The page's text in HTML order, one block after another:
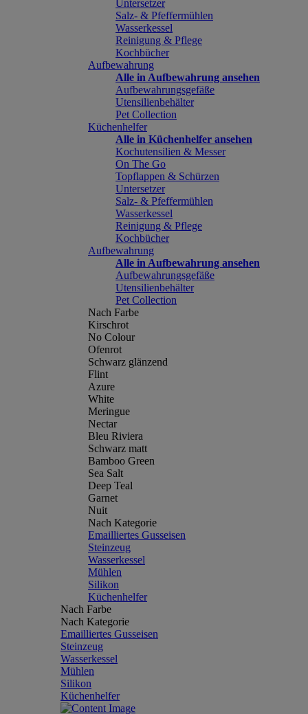
Untersetzer
Salz- & Pfeffermühlen
Wasserkessel
Reinigung & Pflege
Kochbücher
Aufbewahrung
Alle in Aufbewahrung ansehen
Aufbewahrungsgefäße
Utensilienbehälter
Pet Collection
Küchenhelfer
Alle in Küchenhelfer ansehen
Kochutensilien & Messer
On The Go
Topflappen & Schürzen
Untersetzer
Salz- & Pfeffermühlen
Wasserkessel
Reinigung & Pflege
Kochbücher
Aufbewahrung
Alle in Aufbewahrung ansehen
Aufbewahrungsgefäße
Utensilienbehälter
Pet Collection
Nach Farbe
Kirschrot
No Colour
Ofenrot
Schwarz glänzend
Flint
Azure
White
Meringue
Nectar
Bleu Riviera
Schwarz matt
Bamboo Green
Sea Salt
Deep Teal
Garnet
Nuit
Nach Kategorie
Emailliertes Gusseisen
Steinzeug
Wasserkessel
Mühlen
Silikon
Küchenhelfer
Nach Farbe
Nach Kategorie
Emailliertes Gusseisen
Steinzeug
Wasserkessel
Mühlen
Silikon
Küchenhelfer